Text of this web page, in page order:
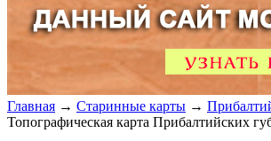
Главная → Старинные карты →
Топографическая карта Прибалтийских